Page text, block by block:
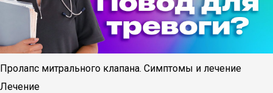
Пролапс митрального клапана. Симптомы и лечение
Лечение